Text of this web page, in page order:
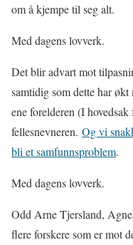
om å kjempe til seg alt.
Med dagens lovverk.
Det blir advart mot
samtidig som dette har
ene forelderen (I
fellesnevneren. Og vi
bli et samfunnsproblem.
Med dagens lovverk.
Odd Arne Tjersland,
flere forskere som er mot